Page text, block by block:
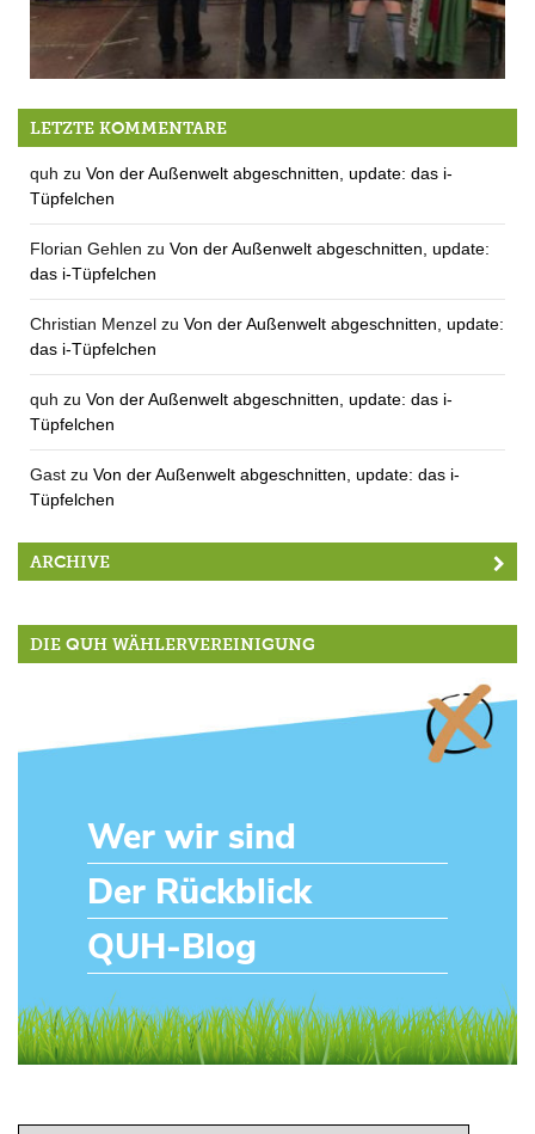
Urbi et arbori
LETZTE KOMMENTARE
quh zu Von der Außenwelt abgeschnitten, update: das i-
Tüpfelchen
Florian Gehlen zu Von der Außenwelt abgeschnitten, update:
das i-Tüpfelchen
Christian Menzel zu Von der Außenwelt abgeschnitten, update:
das i-Tüpfelchen
quh zu Von der Außenwelt abgeschnitten, update: das i-
Tüpfelchen
Gast zu Von der Außenwelt abgeschnitten, update: das i-
Tüpfelchen
ARCHIVE
DIE QUH WÄHLERVEREINIGUNG
Wer wir sind
Der Rückblick
QUH-Blog